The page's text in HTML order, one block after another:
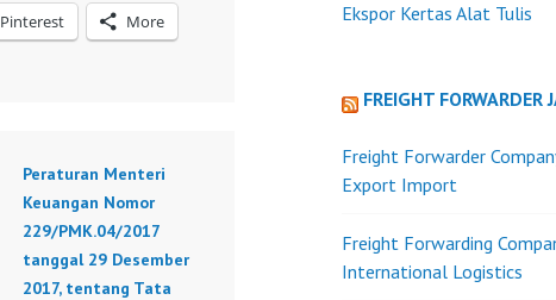
Pinterest More
Peraturan Menteri
Keuangan Nomor
229/PMK.04/2017
tanggal 29 Desember
2017, tentang Tata
Ekspor Kertas Alat Tulis
FREIGHT FORWARDER
Freight Forwarder
Export Import
Freight Forwarding
International Logistics